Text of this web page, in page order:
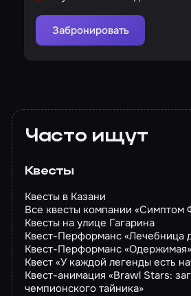
Забронировать
Часто ищут
Квесты
Квесты в Казани
Все квесты компании «Симптом
Квесты на улице Гагарина
Квест-Перформанс «Лечебница
Квест-Перформанс «Одержимая»
Квест «У каждой легенды есть
Квест-анимация «Brawl Stars:
чемпионского тайника»